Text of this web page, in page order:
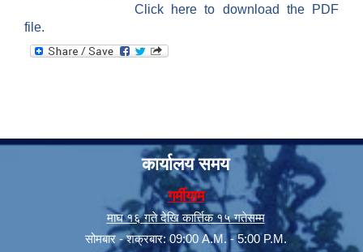
Click here to download the PDF
file.
कार्यालय समय
गर्मीयाम
माघ १६ गते देखि कार्त्तिक १५ गतेसम्म
सोमबार - शक्रबार: 09:00 A.M. - 5:00 P.M.